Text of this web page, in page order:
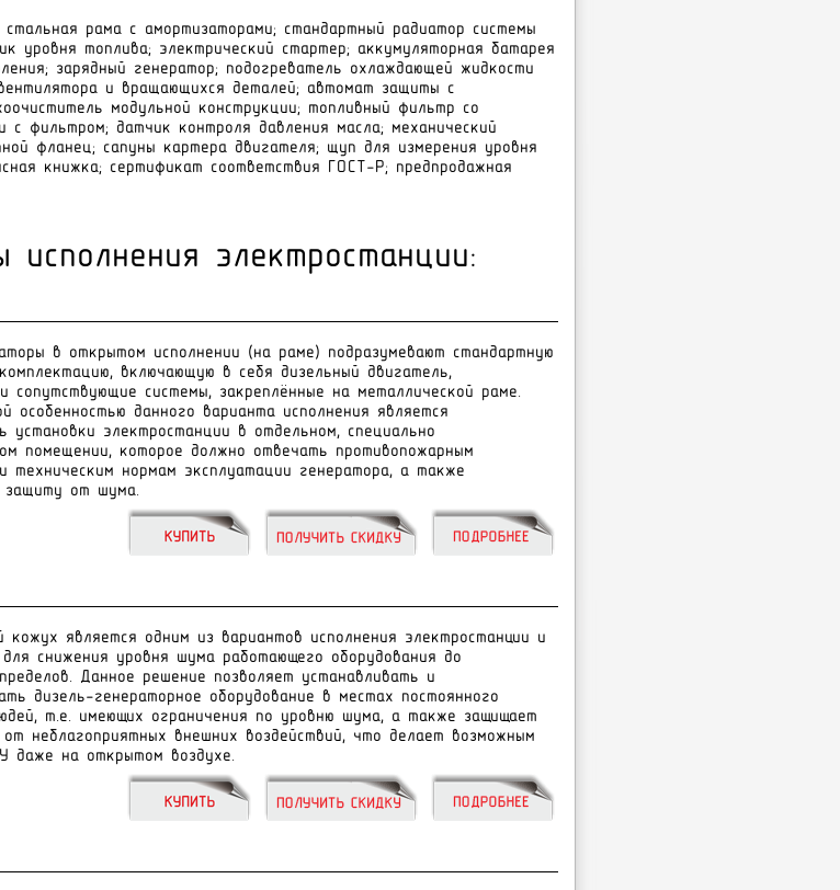
стальная рама с амортизаторами; стандартный радиатор системы
уровня топлива; электрический стартер; аккумуляторная батарея
зарядный генератор; подогреватель охлаждающей жидкости
и вращающихся деталей; автомат защиты с
модульной конструкции; топливный фильтр со
с фильтром; датчик контроля давления масла; механический
фланец; сапуны картера двигателя; щуп для измерения уровня
книжка; сертификат соответствия ГОСТ-Р; предпродажная
электростанции:
в открытом исполнении (на раме) подразумевают стандартную
включающую в себя дизельный двигатель,
сопутствующие системы, закреплённые на металлической раме.
особенностью данного варианта исполнения является
установки электростанции в отдельном, специально
помещении, которое должно отвечать противопожарным
техническим нормам эксплуатации генератора, а также
защиту от шума.
êîæóõ ÿâëÿåòñÿ îäíèì èç âàðèàíòîâ èñïîëíåíèÿ ýëåêòðîñòàíöèè è
ñíèæåíèÿ óðîâíÿ øóìà ðàáîòàþùåãî îáîðóäîâàíèÿ äî
Äàííîå ðåøåíèå ïîçâîëÿåò óñòàíàâëèâàòü è
äèçåëü-ãåíåðàòîðíîå îáîðóäîâàíèå â ìåñòàõ ïîñòîÿííîãî
ò.å. èìåþùèõ îãðàíè÷åíèÿ ïî óðîâíþ øóìà, à òàêæå çàùèùàåò
íåáëàãîïðèÿòíûõ âíåøíèõ âîçäåéñòâèé, ÷òî äåëàåò âîçìîæíûì
даже íà îòêðûòîì âîçäóõå.